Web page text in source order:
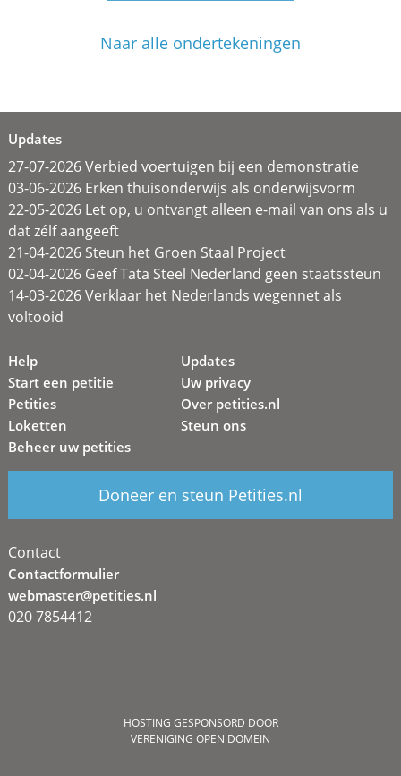
Naar alle ondertekeningen
Updates
27-07-2026 Verbied voertuigen bij een demonstratie
03-06-2026 Erken thuisonderwijs als onderwijsvorm
22-05-2026 Let op, u ontvangt alleen e-mail van ons als u
dat zélf aangeeft
21-04-2026 Steun het Groen Staal Project
02-04-2026 Geef Tata Steel Nederland geen staatssteun
14-03-2026 Verklaar het Nederlands wegennet als
voltooid
Help
Start een petitie
Petities
Loketten
Beheer uw petities
Updates
Uw privacy
Over petities.nl
Steun ons
Doneer en steun Petities.nl
Contact
Contactformulier
webmaster@petities.nl
020 7854412
HOSTING GESPONSORD DOOR
VERENIGING OPEN DOMEIN